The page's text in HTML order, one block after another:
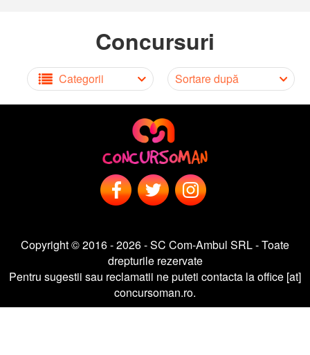
Concursuri
Categorii Sortare după
Copyright © 2016 - 2026 - SC Com-Ambul SRL - Toate
drepturile rezervate
Pentru sugestii sau reclamatii ne puteti contacta la office [at]
concursoman.ro.